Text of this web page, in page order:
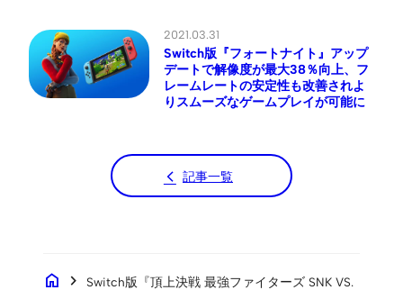
2021.03.31
Switch版『フォートナイト』アップ
デートで解像度が最大38％向上、フ
レームレートの安定性も改善されよ
りスムーズなゲームプレイが可能に
記事一覧
home chevron_right
Switch版『頂上決戦 最強ファイターズ SNK VS.